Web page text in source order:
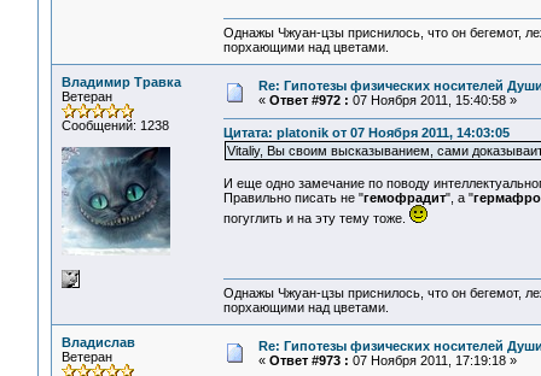
Однажы Чжуан-цзы приснилось, что он бегемот,
порхающими над цветами.
Владимир Травка
Ветеран
Сообщений: 1238
Re: Гипотезы физических носителей
« Ответ #972 : 07 Ноября 2011, 15:40:58 »
Цитата: platonik от 07 Ноября 2011, 14:03:05
Vitaliy, Вы своим высказыванием, сами
И еще одно замечание по поводу
Правильно писать не "гемофрадит", а "
погуглить и на эту тему тоже.
Однажы Чжуан-цзы приснилось, что он бегемот,
порхающими над цветами.
Владислав
Ветеран
Re: Гипотезы физических носителей
« Ответ #973 : 07 Ноября 2011, 17:19:18 »